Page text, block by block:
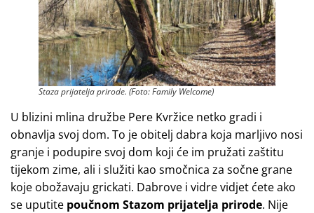
Staza prijatelja prirode. (Foto: Family Welcome)
U blizini mlina družbe Pere Kvržice netko gradi i
obnavlja svoj dom. To je obitelj dabra koja marljivo nosi
granje i podupire svoj dom koji će im pružati zaštitu
tijekom zime, ali i služiti kao smočnica za sočne grane
koje obožavaju grickati. Dabrove i vidre vidjet ćete ako
se uputite poučnom Stazom prijatelja prirode. Nije